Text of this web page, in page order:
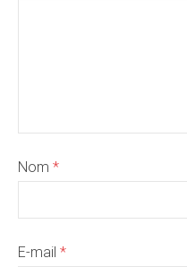
Nom *
E-mail *